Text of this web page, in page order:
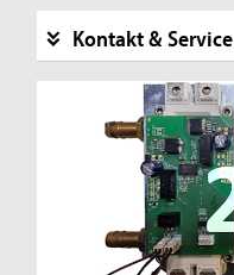
Kontakt & Service